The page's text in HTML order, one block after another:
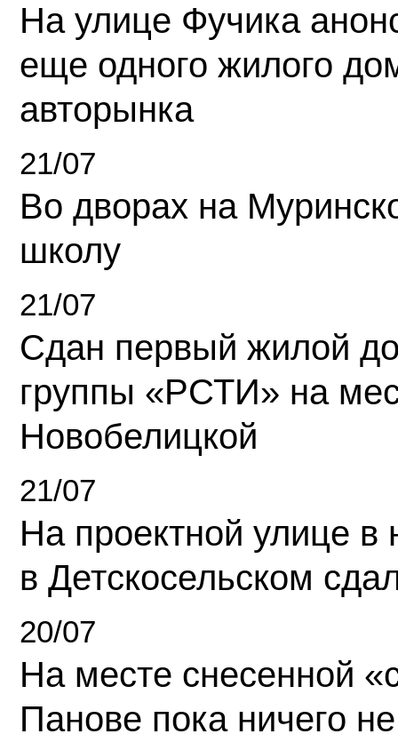
На улице Фучика
еще одного жилого
авторынка
21/07
Во дворах на
школу
21/07
Сдан первый жилой
группы «РСТИ» на
Новобелицкой
21/07
На проектной улице
в Детскосельском
20/07
На месте снесенной
Панове пока ничего